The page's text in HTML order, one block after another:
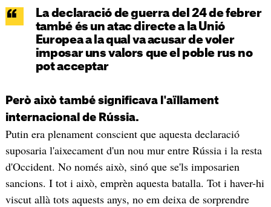
La declaració de guerra del 24 de febrer
també és un atac directe a la Unió
Europea a la qual va acusar de voler
imposar uns valors que el poble rus no
pot acceptar
Però això també significava l'aïllament
internacional de Rússia.
Putin era plenament conscient que aquesta declaració
suposaria l'aixecament d'un nou mur entre Rússia i la resta
d'Occident. No només això, sinó que se'ls imposarien
sancions. I tot i això, emprèn aquesta batalla. Tot i haver-hi
viscut allà tots aquests anys, no em deixa de sorprendre